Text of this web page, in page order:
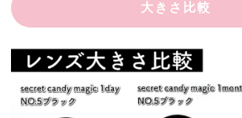
大きさ比較